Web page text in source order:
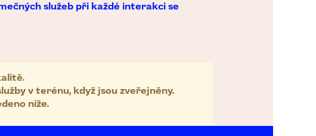
služeb při každé interakci se
v terénu, když jsou zveřejněny.
níže.